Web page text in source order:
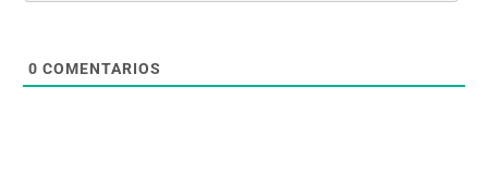
0 COMENTARIOS